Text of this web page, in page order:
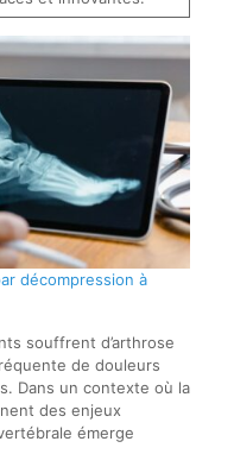
décompression à
souffrent d’arthrose
de douleurs
Dans un contexte où la
des enjeux
émerge